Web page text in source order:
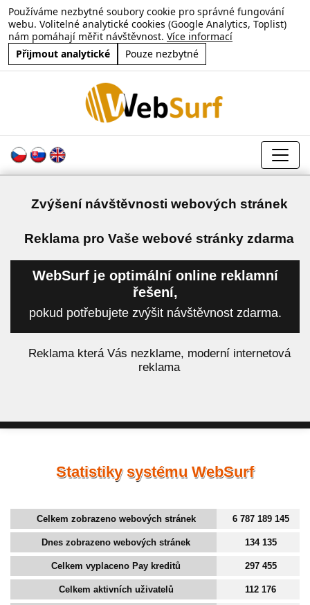
Používáme nezbytné soubory cookie pro správné fungování
webu. Volitelné analytické cookies (Google Analytics, Toplist)
nám pomáhají měřit návštěvnost. Více informací
Přijmout analytické
Pouze nezbytné
Zvýšení návštěvnosti webových stránek
Reklama pro Vaše webové stránky zdarma
WebSurf je optimální online reklamní
řešení,
pokud potřebujete zvýšit návštěvnost zdarma.
Reklama která Vás nezklame, moderní internetová
reklama
Statistiky systému WebSurf
Celkem zobrazeno webových stránek 6 787 189 145
Dnes zobrazeno webových stránek 134 135
Celkem vyplaceno Pay kreditů 297 455
Celkem aktivních uživatelů 112 176